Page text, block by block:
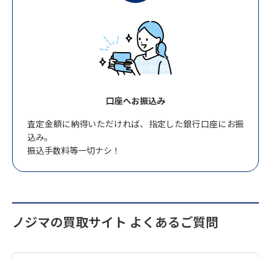
口座へお振込み
査定金額に納得いただければ、指定した銀行口座にお振
込み。
振込手数料等一切ナシ！
ノジマの買取サイト よくあるご質問